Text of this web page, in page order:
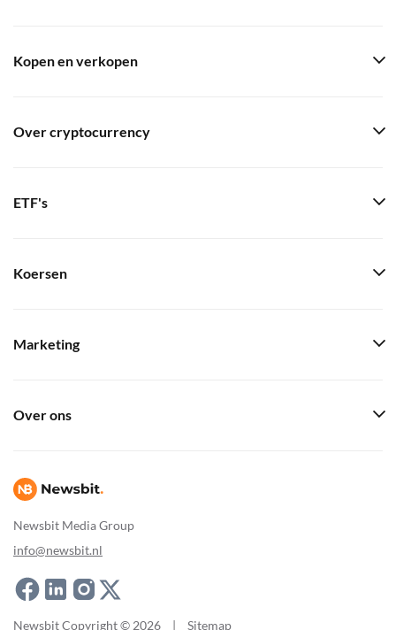
Newsbit Media Group
info@newsbit.nl
Kopen en verkopen
Over cryptocurrency
ETF's
Koersen
Marketing
Over ons
Newsbit Copyright © 2026 | Sitemap